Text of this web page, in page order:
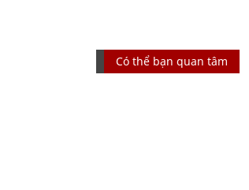
Có thể bạn quan tâm